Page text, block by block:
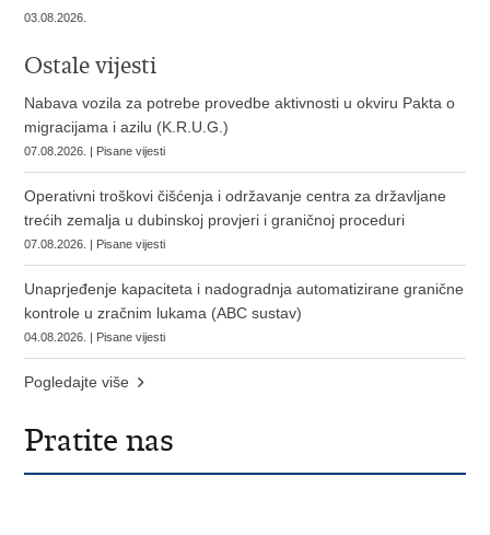
03.08.2026.
Ostale vijesti
Nabava vozila za potrebe provedbe aktivnosti u okviru Pakta o
migracijama i azilu (K.R.U.G.)
07.08.2026. | Pisane vijesti
Operativni troškovi čišćenja i održavanje centra za državljane
trećih zemalja u dubinskoj provjeri i graničnoj proceduri
07.08.2026. | Pisane vijesti
Unaprjeđenje kapaciteta i nadogradnja automatizirane granične
kontrole u zračnim lukama (ABC sustav)
04.08.2026. | Pisane vijesti
Pogledajte više
Pratite nas